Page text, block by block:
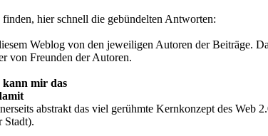
finden, hier schnell die gebündelten Antworten:
Weblog von den jeweiligen Autoren der Beiträge.
von Freunden der Autoren.
kann mir das
abstrakt das viel gerühmte Kernkonzept des
Stadt).